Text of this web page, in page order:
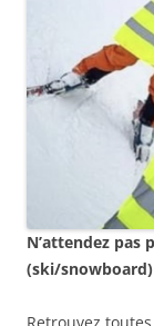
N’attendez pas
(ski/